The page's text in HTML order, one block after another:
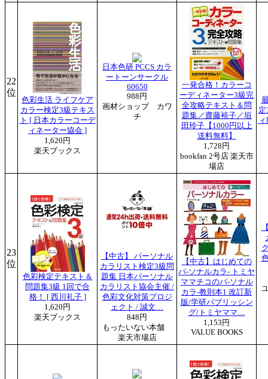
22
位
色彩生活 ライフケア
カラー検定3級テキス
ト [ 日本カラーコーデ
ィネーター協会 ]
1,620円
楽天ブックス
日本色研 PCCS カラ
ートーンサークル
60650
988円
画材ショップ カワ
チ
一発合格！カラーコ
ーディネーター3級完
全攻略テキスト＆問
題集／齋藤裕子／垣
田玲子【1000円以上
送料無料】
1,728円
bookfan 2号店 楽天市
場店
定
23
位
色彩検定テキスト＆
問題集3級 1回で合
格！ [ 西川礼子 ]
1,620円
楽天ブックス
【中古】 パーソナル
カラリスト検定3級問
題集 日本パーソナル
カラリスト協会主催 /
色彩文化対策プロジ
ェクト / 誠文…
848円
もったいない本舗
楽天市場店
【中古】はじめての
パ-ソナルカラ- トミヤ
ママチコのパ-ソナル
カラ-教則本1 改訂新
版/学研パブリッシン
グ/トミヤママ…
1,153円
VALUE BOOKS